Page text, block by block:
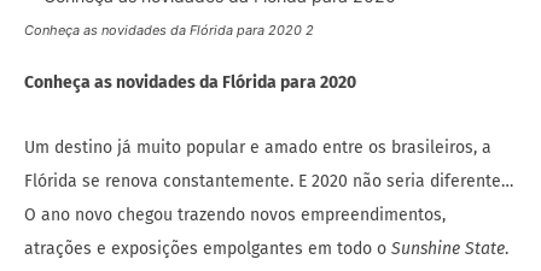
Conheça as novidades da Flórida para 2020 2
Conheça as novidades da Flórida para 2020
Um destino já muito popular e amado entre os brasileiros, a
Flórida se renova constantemente. E 2020 não seria diferente…
O ano novo chegou trazendo novos empreendimentos,
atrações e exposições empolgantes em todo o Sunshine State.